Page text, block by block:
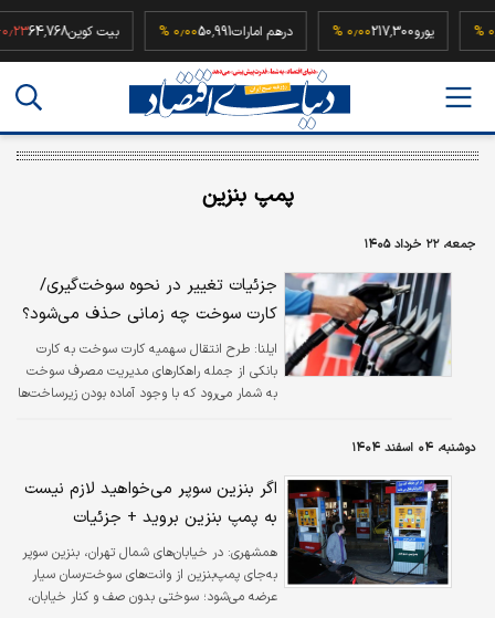
یورو217,300 درهم امارات50,991 بیت کوین
پمپ بنزین
جمعه، ۲۲ خرداد ۱۴۰۵
جزئیات تغییر در نحوه سوخت‌گیری/
کارت سوخت چه زمانی حذف می‌شود؟
ایلنا: طرح انتقال سهمیه کارت سوخت به کارت
بانکی از جمله راهکارهای مدیریت مصرف سوخت
به شمار می‌رود که با وجود آماده بودن زیرساخت‌ها
دوشنبه، ۰۴ اسفند ۱۴۰۴
اگر بنزین سوپر می‌خواهید لازم نیست
به پمپ بنزین بروید + جزئیات
همشهری: در خیابان‌های شمال تهران، بنزین سوپر
به‌جای پمپ‌بنزین از وانت‌های سوخت‌رسان سیار
عرضه می‌شود؛ سوختی بدون صف و کنار خیابان،